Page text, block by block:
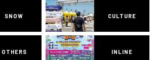
SNOW CULTURE
OTHERS INLINE